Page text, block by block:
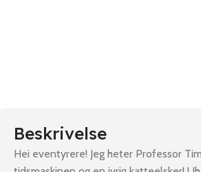
Beskrivelse
Hei eventyrere! Jeg heter Professor